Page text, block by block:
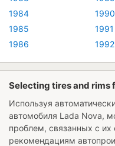
1984
1985
1986
1990
1991
1992
Selecting tires and rims
Используя
автомобиля Lada Nova,
проблем, связанных с их
рекомендациям